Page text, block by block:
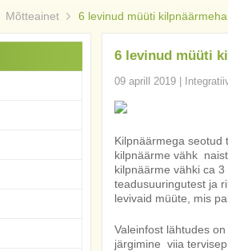
Mõtteainet 6 levinud müüti
6 levinud müüti
09 aprill 2019
Kilpnäärmega
kilpnäärme vähk
kilpnäärme vähki ca
teadusuuringutest ja
levivaid müüte, mis
Valeinfost lähtudes
järgimine viia